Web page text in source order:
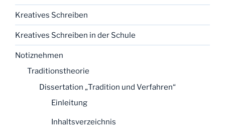
Kreatives Schreiben
Kreatives Schreiben in der Schule
Notiznehmen
Traditionstheorie
Dissertation „Tradition und Verfahren“
Einleitung
Inhaltsverzeichnis